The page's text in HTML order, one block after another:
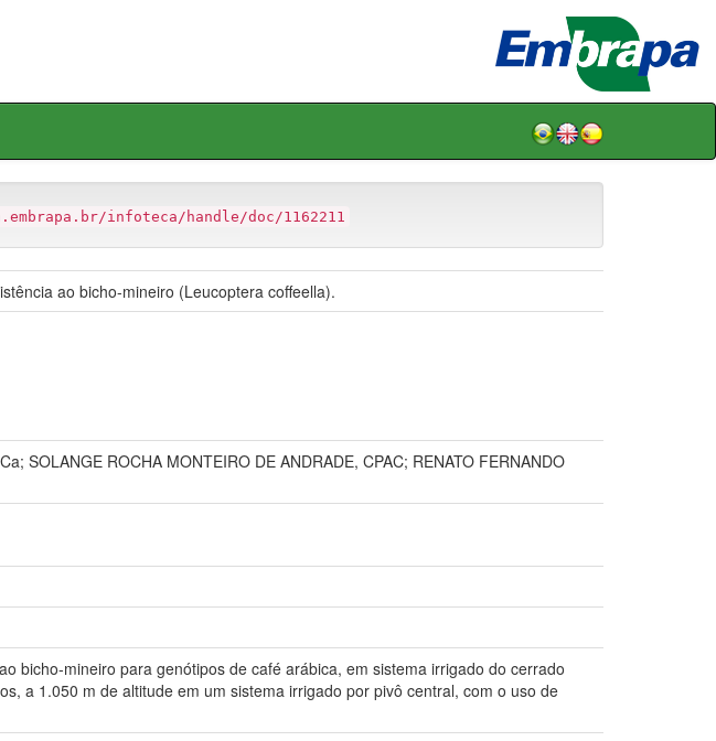
infoteca/handle/doc/1162211
ao bicho-mineiro (Leucoptera coffeella).
SOLANGE ROCHA MONTEIRO DE ANDRADE, CPAC; RENATO FERNANDO
bicho-mineiro para genótipos de café arábica, em sistema irrigado do cerrado
a 1.050 m de altitude em um sistema irrigado por pivô central, com o uso de